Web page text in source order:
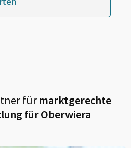
fürmarktgerechte
fürOberwiera